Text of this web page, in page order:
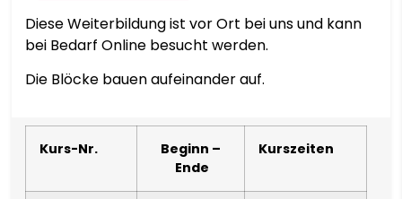
EESTI
FILIPINO
FRANÇAIS
Diese Weiterbildung ist vor Ort bei uns und kann
bei Bedarf Online besucht werden.
Die Blöcke bauen aufeinander auf.
Kurs-Nr.
Beginn –
Ende
Kurszeiten